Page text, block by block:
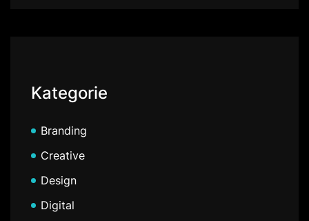
Kategorie
Branding
Creative
Design
Digital